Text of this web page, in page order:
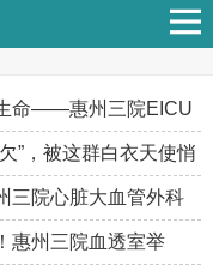
生命——惠州三院EICU
”，被这群白衣天使悄
三院心脏大血管外科
惠州三院血透室举